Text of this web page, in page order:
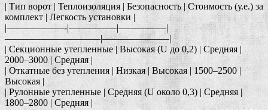
| Тип ворот | Теплоизоляция | Безопасность | Стоимость (у.е.) за
комплект | Легкость установки |
|——————-|—————|—————|
——————————|———————|
| Секционные утепленные | Высокая (U до 0,2) | Средняя |
2000–3000 | Средняя |
| Откатные без утепления | Низкая | Высокая | 1500–2500 |
Высокая |
| Рулонные утепленные | Средняя (U около 0,3) | Средняя |
1800–2800 | Средняя |